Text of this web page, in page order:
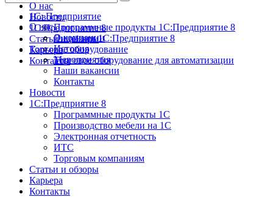
О нас
Новости
1С:Предприятие 8
Статьи и обзоры
Карьера
Контакты
1С: Предприятие
Программные продукты 1С:Предприятие 8
Лицензии 1С:Предприятие 8
Торговое оборудование
Торговое оборудование для автоматизации
О нас
О компании
История
Мероприятия
Наши вакансии
Контакты
Новости
1С:Предприятие 8
Программные продукты 1С
Производство мебели на 1С
Электронная отчетность
ИТС
Торговым компаниям
Статьи и обзоры
Карьера
Контакты